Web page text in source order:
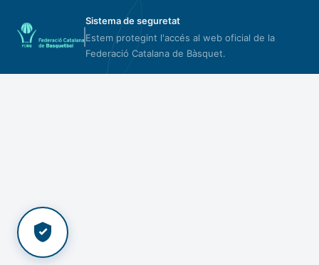
Sistema de seguretat
Estem protegint l'accés al web oficial de la
Federació Catalana de Bàsquet.